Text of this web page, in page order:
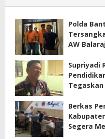
Polda
AW
Supriyadi
Berkas
Segera